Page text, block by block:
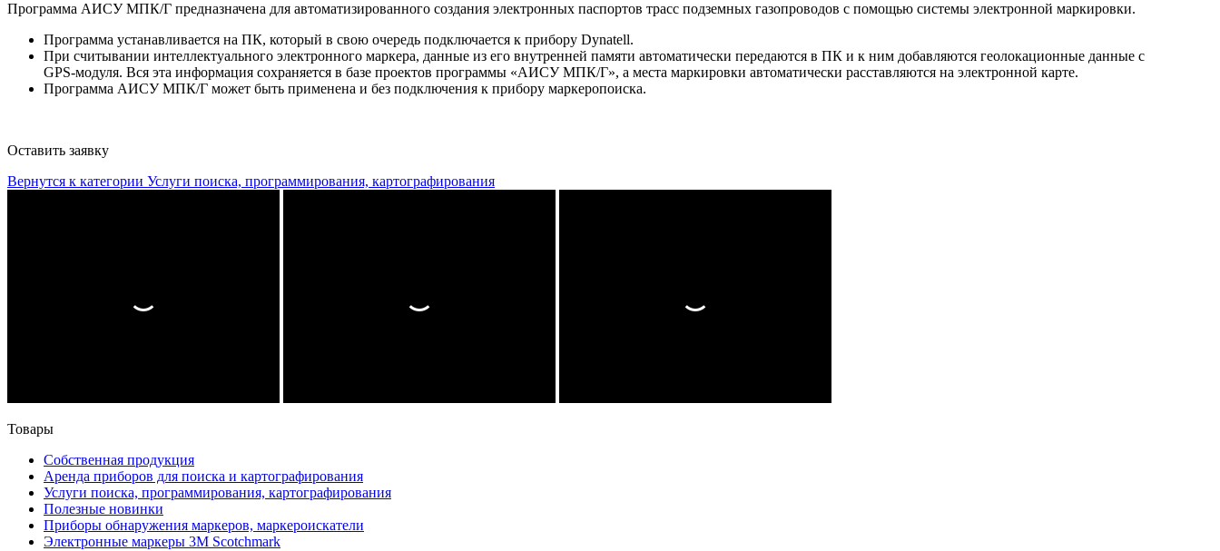
Программа АИСУ МПК/Г предназначена для автоматизированного создания электронных паспортов трасс подземных газопроводов с помощью системы электронной маркировки.
Программа устанавливается на ПК, который в свою очередь подключается к прибору Dynatell.
При считывании интеллектуального электронного маркера, данные из его внутренней памяти автоматически передаются в ПК и к ним добавляются геолокационные данные с
GPS-модуля. Вся эта информация сохраняется в базе проектов программы «АИСУ МПК/Г», а места маркировки автоматически расставляются на электронной карте.
Программа АИСУ МПК/Г может быть применена и без подключения к прибору маркеропоиска.
Оставить заявку
Вернутся к категории Услуги поиска, программирования, картографирования
Товары
Собственная продукция
Аренда приборов для поиска и картографирования
Услуги поиска, программирования, картографирования
Полезные новинки
Приборы обнаружения маркеров, маркероискатели
Электронные маркеры 3M Scotchmark